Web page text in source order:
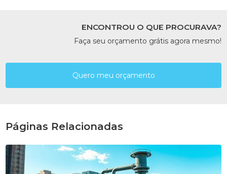
ENCONTROU O QUE PROCURAVA?
Faça seu orçamento grátis agora mesmo!
Quero meu orçamento
Páginas Relacionadas